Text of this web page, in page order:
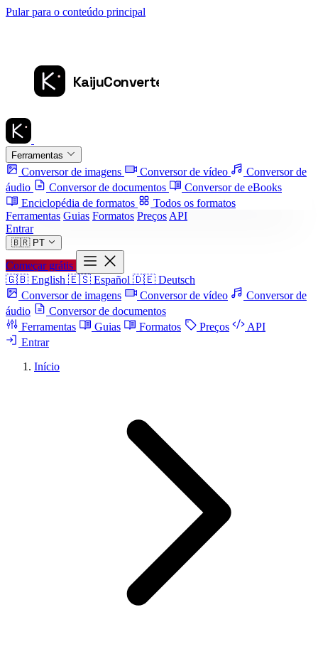
Pular para o conteúdo principal
Ferramentas
Conversor de imagens Conversor de vídeo
Conversor de
áudio
Conversor de documentos
Conversor de eBooks
Enciclopédia de formatos
Todos os formatos
Ferramentas Guias Formatos Preços API
Entrar
🇧🇷 PT
Começar grátis
🇬🇧 English 🇪🇸 Español 🇩🇪 Deutsch
Conversor de imagens
Conversor de vídeo
Conversor de
áudio
Conversor de documentos
Ferramentas
Guias Formatos Preços
API
Entrar
Início